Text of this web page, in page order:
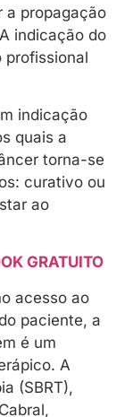
a propagação
indicação do
profissional
indicação
quais a
torna-se
curativo ou
ao
GRATUITO
acesso ao
paciente, a
é um
A
(SBRT),